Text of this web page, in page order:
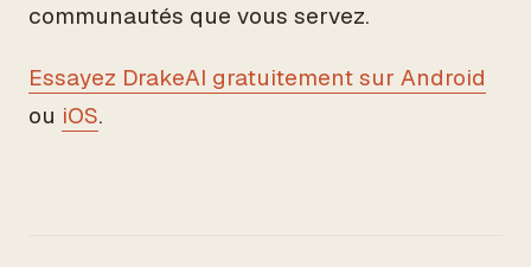
communautés que vous servez.
Essayez DrakeAI gratuitement sur Android
ou iOS.